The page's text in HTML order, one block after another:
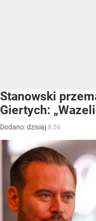
Stanowski
Giertych:
Dodano:dzisiaj 8:56